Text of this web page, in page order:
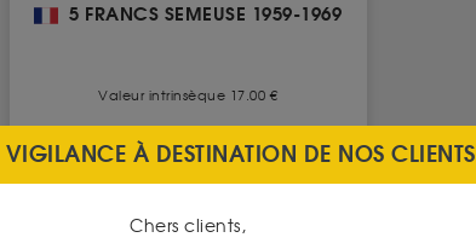
5 FRANCS SEMEUSE 1959-1969
Valeur intrinsèque 17.00 €
ACHAT 20.90 €
14.70 €
VIGILANCE À DESTINATION DE NOS CLIENTS
Chers clients,